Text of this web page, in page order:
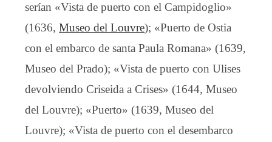
serían «Vista de puerto con el Campidoglio»
(1636,Museo del Louvre); «Puerto de Ostia
con el embarco de santa Paula Romana» (1639,
Museo del Prado); «Vista de puerto con Ulises
devolviendo Criseida a Crises» (1644, Museo
del Louvre); «Puerto» (1639, Museo del
Louvre); «Vista de puerto con el desembarco